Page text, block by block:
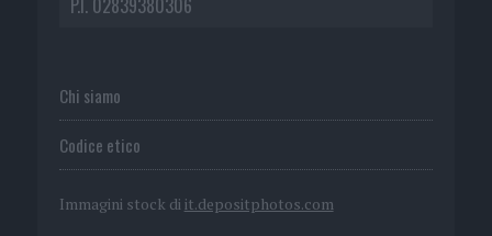
P.I. 02839380306
Chi siamo
Codice etico
Immagini stock di it.depositphotos.com